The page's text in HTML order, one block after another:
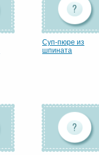
Суп-пюре из
шпината